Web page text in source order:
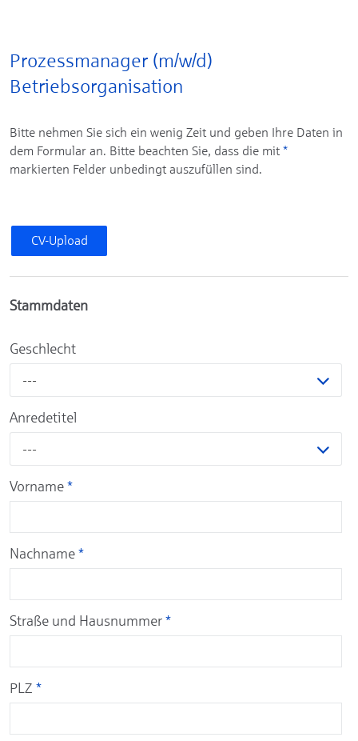
Prozessmanager (m/w/d)
Betriebsorganisation
Bitte nehmen Sie sich ein wenig Zeit und geben Ihre Daten in
dem Formular an. Bitte beachten Sie, dass die mit *
markierten Felder unbedingt auszufüllen sind.
CV-Upload
Stammdaten
Geschlecht
---
Anredetitel
---
Vorname *
Nachname *
Straße und Hausnummer *
PLZ *